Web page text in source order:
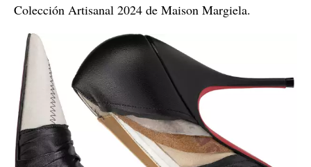
Colección Artisanal 2024 de Maison Margiela.